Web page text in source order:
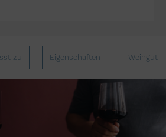
zu Eigenschaften Weingut